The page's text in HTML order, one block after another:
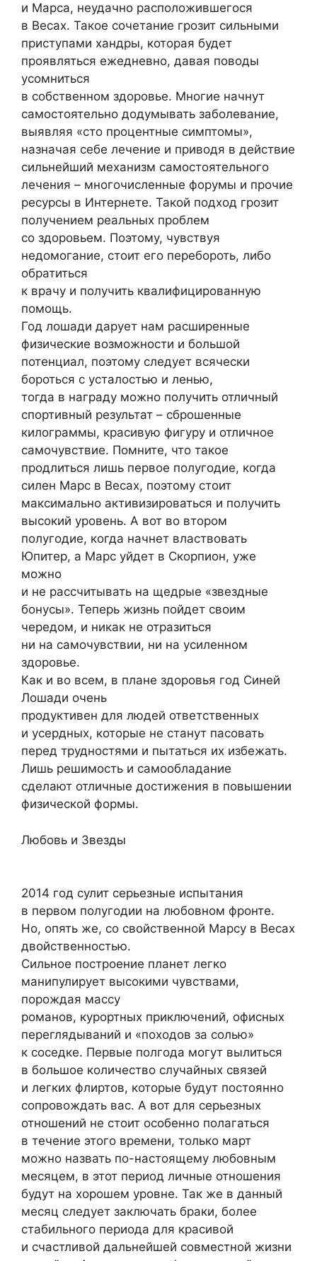
и Марса, неудачно расположившегося
в Весах. Такое сочетание грозит сильными
приступами хандры, которая будет
проявляться ежедневно, давая поводы
усомниться
в собственном здоровье. Многие начнут
самостоятельно додумывать заболевание,
выявляя «сто процентные симптомы»,
назначая себе лечение и приводя в действие
сильнейший механизм самостоятельного
лечения – многочисленные форумы и прочие
ресурсы в Интернете. Такой подход грозит
получением реальных проблем
со здоровьем. Поэтому, чувствуя
недомогание, стоит его перебороть, либо
обратиться
к врачу и получить квалифицированную
помощь.
Год лошади дарует нам расширенные
физические возможности и большой
потенциал, поэтому следует всячески
бороться с усталостью и ленью,
тогда в награду можно получить отличный
спортивный результат – сброшенные
килограммы, красивую фигуру и отличное
самочувствие. Помните, что такое
продлиться лишь первое полугодие, когда
силен Марс в Весах, поэтому стоит
максимально активизироваться и получить
высокий уровень. А вот во втором
полугодие, когда начнет властвовать
Юпитер, а Марс уйдет в Скорпион, уже
можно
и не рассчитывать на щедрые «звездные
бонусы». Теперь жизнь пойдет своим
чередом, и никак не отразиться
ни на самочувствии, ни на усиленном
здоровье.
Как и во всем, в плане здоровья год Синей
Лошади очень
продуктивен для людей ответственных
и усердных, которые не станут пасовать
перед трудностями и пытаться их избежать.
Лишь решимость и самообладание
сделают отличные достижения в повышении
физической формы.
Любовь и Звезды
2014 год сулит серьезные испытания
в первом полугодии на любовном фронте.
Но, опять же, со свойственной Марсу в Весах
двойственностью.
Сильное построение планет легко
манипулирует высокими чувствами,
порождая массу
романов, курортных приключений, офисных
переглядываний и «походов за солью»
к соседке. Первые полгода могут вылиться
в большое количество случайных связей
и легких флиртов, которые будут постоянно
сопровождать вас. А вот для серьезных
отношений не стоит особенно полагаться
в течение этого времени, только март
можно назвать по-настоящему любовным
месяцем, в этот период личные отношения
будут на хорошем уровне. Так же в данный
месяц следует заключать браки, более
стабильного периода для красивой
и счастливой дальнейшей совместной жизни